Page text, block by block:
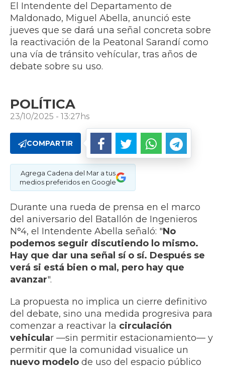
El Intendente del Departamento de
Maldonado, Miguel Abella, anunció este
jueves que se dará una señal concreta sobre
la reactivación de la Peatonal Sarandí como
una vía de tránsito vehícular, tras años de
debate sobre su uso.
POLÍTICA
23/10/2025 - 13:27hs
COMPARTIR
Agrega Cadena del Mar a tus
medios preferidos en Google
Durante una rueda de prensa en el marco
del aniversario del Batallón de Ingenieros
N°4, el Intendente Abella señaló: "No
podemos seguir discutiendo lo mismo.
Hay que dar una señal sí o sí. Después se
verá si está bien o mal, pero hay que
avanzar".
La propuesta no implica un cierre definitivo
del debate, sino una medida progresiva para
comenzar a reactivar la circulación
vehicular —sin permitir estacionamiento— y
permitir que la comunidad visualice un
nuevo modelo de uso del espacio público